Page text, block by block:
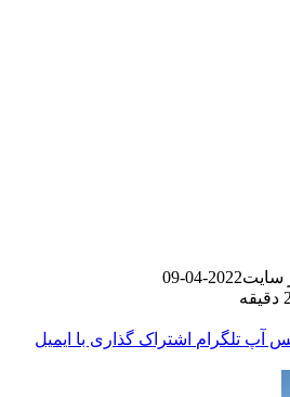
سایت2022-04-09
آپ تلگرام اشتراک گذاری با ایمیل